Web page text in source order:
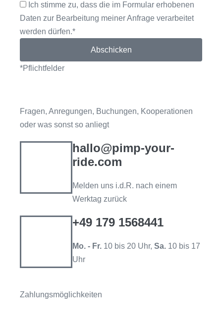
Ich stimme zu, dass die im Formular erhobenen
Daten zur Bearbeitung meiner Anfrage verarbeitet
werden dürfen.*
Abschicken
*Pflichtfelder
Fragen, Anregungen, Buchungen, Kooperationen
oder was sonst so anliegt
hallo@pimp-your-
ride.com
Melden uns i.d.R. nach einem
Werktag zurück
+49 179 1568441
Mo. - Fr. 10 bis 20 Uhr, Sa. 10 bis 17
Uhr
Zahlungsmöglichkeiten